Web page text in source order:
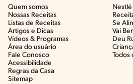
Quem somos
Nossas Receitas
Listas de Receitas​
Artigos e Dicas​
Vídeos & Programas​
Área do usuário
Fale Conosco
Acessibilidade
Regras da Casa
Sitemap
Nestlé
Se
Vai
Deu
Todos